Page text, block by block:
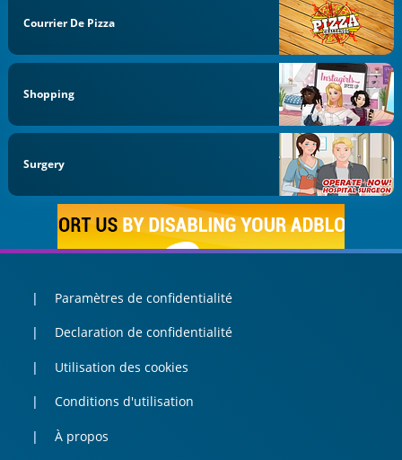
Courrier De Pizza
Shopping
Surgery
Paramètres de confidentialité
Declaration de confidentialité
Utilisation des cookies
Conditions d'utilisation
À propos